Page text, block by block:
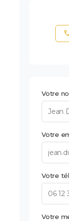
Votre
Votre
Votre
Votre